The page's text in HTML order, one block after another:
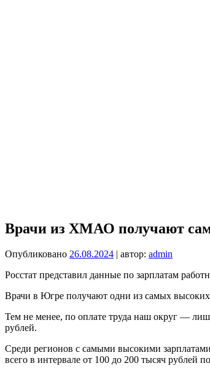
Врачи из ХМАО получают
Опубликовано 26.08.2024 | автор: admin
Росстат представил данные по зарплатам
Врачи в Югре получают одни из самых высоких
Тем не менее, по оплате труда наш округ —
рублей.
Среди регионов с самыми высокими
всего в интервале от 100 до 200 тысяч рублей